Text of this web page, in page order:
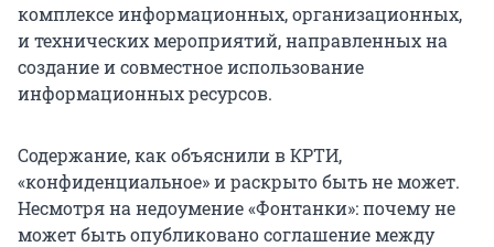
комплексе информационных, организационных,
и технических мероприятий, направленных на
создание и совместное использование
информационных ресурсов.
Содержание, как объяснили в КРТИ,
«конфиденциальное» и раскрыто быть не может.
Несмотря на недоумение «Фонтанки»: почему не
может быть опубликовано соглашение между